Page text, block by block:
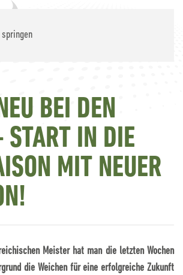
BEI DEN
START IN DIE
MIT NEUER
Meister hat man die letzten Wochen
die Weichen für eine erfolgreiche Zukunft